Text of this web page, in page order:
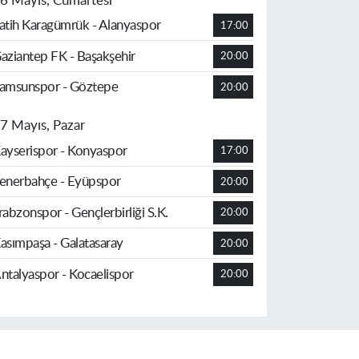
Karagümrük - Alanyaspor
17:00
FK - Başakşehir 20:00
- Göztepe 20:00
Mayıs, Pazar
- Konyaspor
17:00
- Eyüpspor 20:00
- Gençlerbirliği S.K. 20:00
- Galatasaray 20:00
- Kocaelispor 20:00